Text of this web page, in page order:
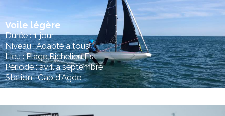
Voile légère
Durée : 1 jour
Niveau : Adapté à tous
Lieu : Plage Richelieu Est
Période : avril à septembre
Station : Cap d'Agde